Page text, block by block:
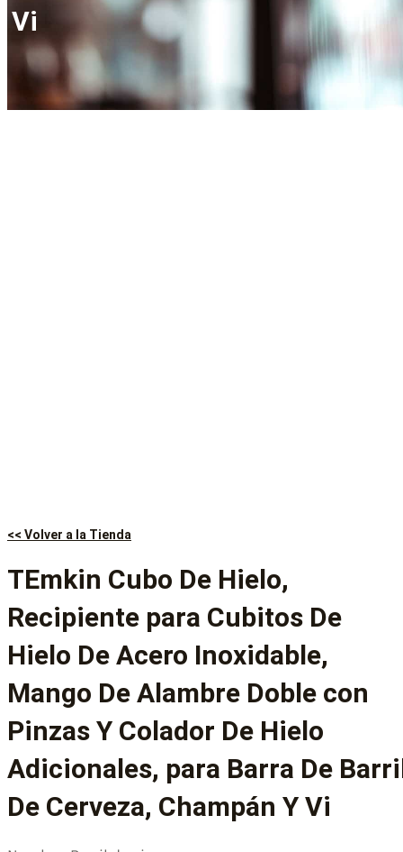
Vi
<< Volver a la Tienda
TEmkin Cubo De Hielo,
Recipiente para Cubitos De
Hielo De Acero Inoxidable,
Mango De Alambre Doble con
Pinzas Y Colador De Hielo
Adicionales, para Barra De
De Cerveza, Champán Y Vi